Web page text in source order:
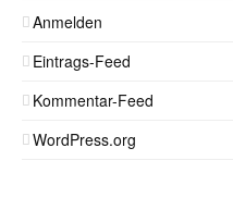
Anmelden
Eintrags-Feed
Kommentar-Feed
WordPress.org